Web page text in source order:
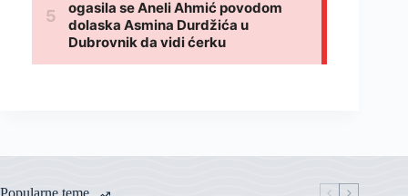
Popularne teme